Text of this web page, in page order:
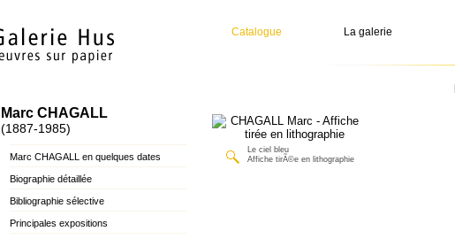
Catalogue La galerie
Marc CHAGALL
(1887-1985)
Marc CHAGALL en quelques dates
Biographie détaillée
Bibliographie sélective
Principales expositions
Le ciel bleu
Affiche tirÃ©e en lithographie